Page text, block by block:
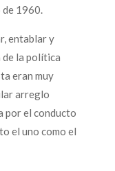
de 1960.
entablar y
de la política
eran muy
arreglo
por el conducto
el uno como el